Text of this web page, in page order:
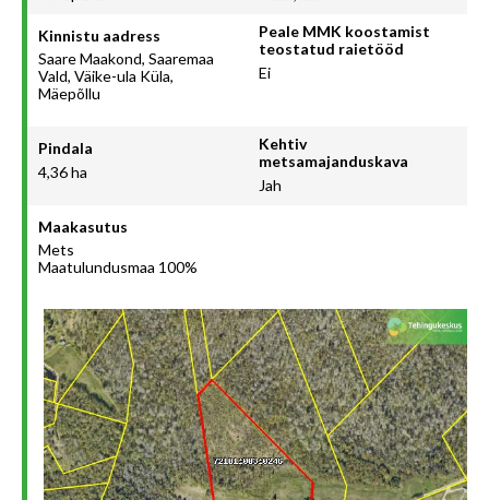
Kinnistu aadress
Saare Maakond, Saaremaa
Vald, Väike-ula Küla,
Mäepõllu
Peale MMK koostamist
teostatud raietööd
Ei
Pindala
4,36 ha
Kehtiv
metsamajanduskava
Jah
Maakasutus
Mets
Maatulundusmaa 100%